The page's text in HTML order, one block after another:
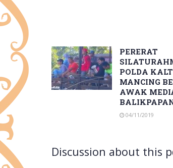
PERERAT
POLDA
MANCING
AWAK
04/11/2019
Discussion about this